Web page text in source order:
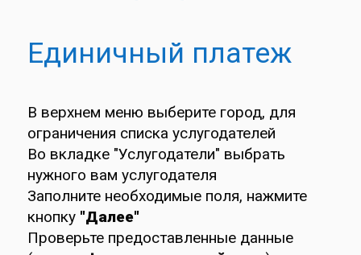
Единичный платеж
В верхнем меню выберите город, для
ограничения списка услугодателей
Во вкладке "Услугодатели" выбрать
нужного вам услугодателя
Заполните необходимые поля, нажмите
кнопку "Далее"
Проверьте предоставленные данные